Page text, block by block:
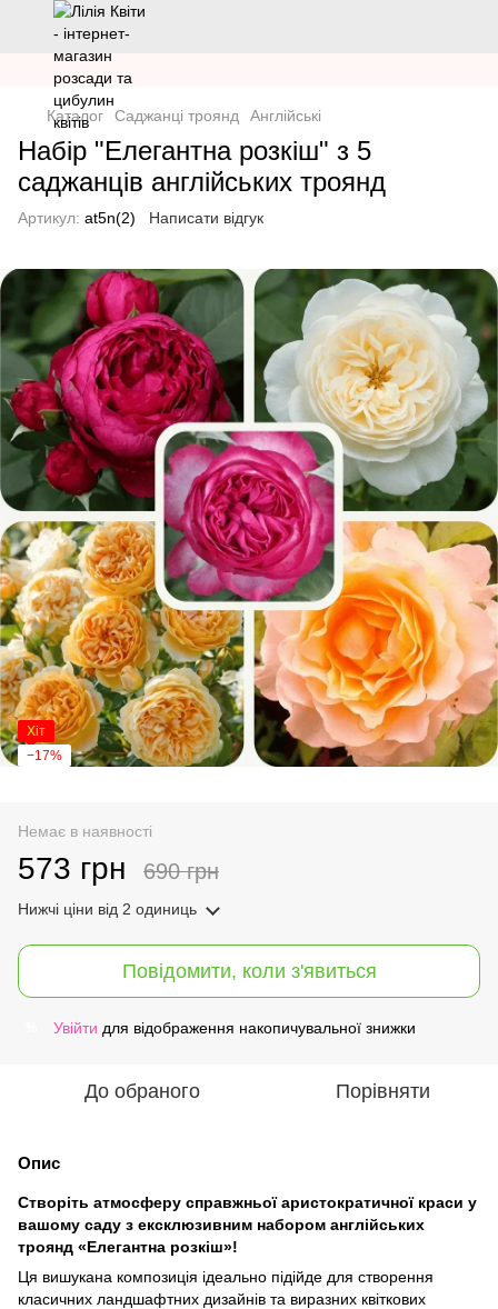
Каталог Саджанці троянд Англійські
Набір "Елегантна розкіш" з 5
саджанців англійських троянд
Артикул: at5n(2) Написати відгук
Хіт
−17%
Немає в наявності
573 грн 690 грн
Нижчі ціни від 2 одиниць
Повідомити, коли з'явиться
Увійти для відображення накопичувальної знижки
До обраного Порівняти
Опис
Створіть атмосферу справжньої аристократичної краси у
вашому саду з ексклюзивним набором англійських
троянд «Елегантна розкіш»!
Ця вишукана композиція ідеально підійде для створення
класичних ландшафтних дизайнів та виразних квіткових